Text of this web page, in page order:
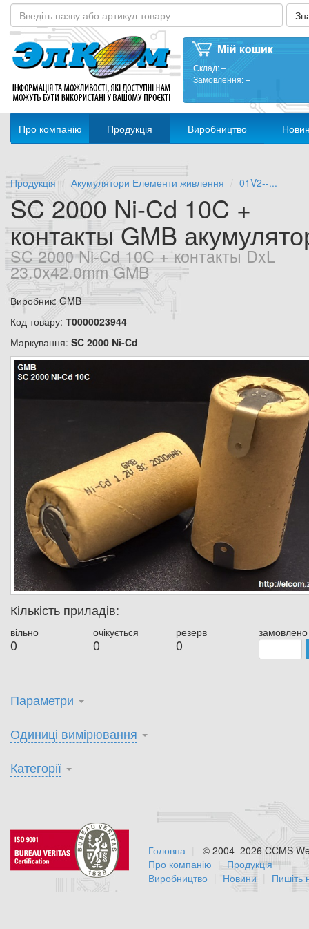
Склад:–
Замовлення:–
Про компанію Продукція Виробництво
Продукція Акумулятори Елементи живлення 01V2--...
SC 2000 Ni-Cd 10C +
контакты GMB
SC 2000 Ni-Cd 10C + контакты DxL
23.0x42.0mm GMB
Виробник: GMB
Код товару: Т0000023944
Маркування: SC 2000 Ni-Cd
Кількість приладів:
вільно
0
очікується
0
резерв
0
замовлено
Параметри
Одиниці вимірювання
Категорії
© 2004–2026 CCMS
Головна
Про компанію
Продукція
Виробництво
Новини Пишіть